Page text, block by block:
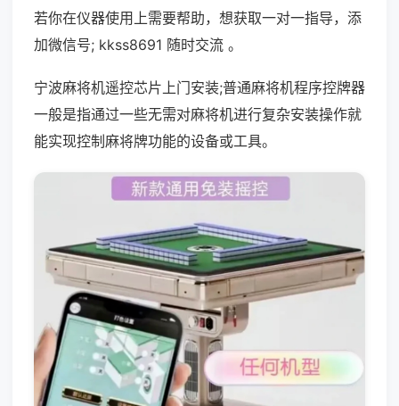
若你在仪器使用上需要帮助，想获取一对一指导，添
加微信号; kkss8691 随时交流 。
宁波麻将机遥控芯片上门安装;普通麻将机程序控牌器
一般是指通过一些无需对麻将机进行复杂安装操作就
能实现控制麻将牌功能的设备或工具。